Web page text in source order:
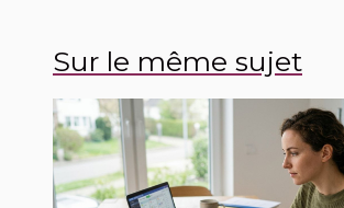
Sur le même sujet